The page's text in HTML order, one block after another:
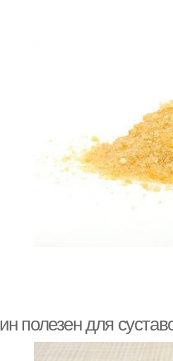
полезен для